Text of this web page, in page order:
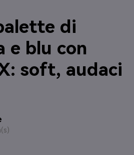
di
e blu con
soft, audaci